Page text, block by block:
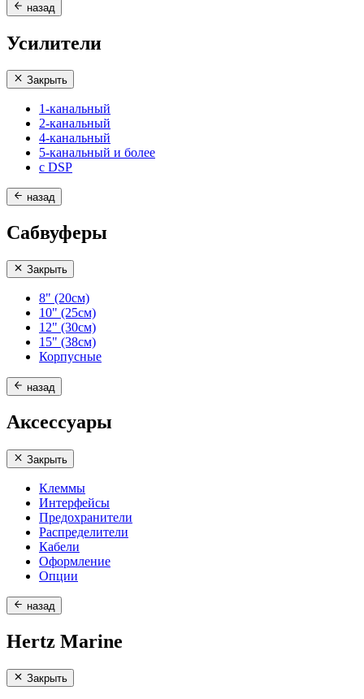
назад
Усилители
Закрыть
1-канальный
2-канальный
4-канальный
5-канальный и более
с DSP
назад
Сабвуферы
Закрыть
8" (20см)
10" (25см)
12" (30см)
15" (38см)
Корпусные
назад
Аксессуары
Закрыть
Клеммы
Интерфейсы
Предохранители
Распределители
Кабели
Оформление
Опции
назад
Hertz Marine
Закрыть